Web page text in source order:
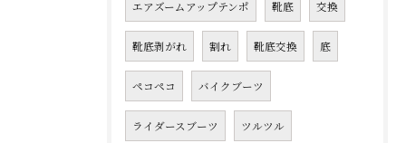
エアズームアップテンポ 靴底 交換
靴底剥がれ 割れ 靴底交換 底
ペコペコ バイクブーツ
ライダースブーツ ツルツル